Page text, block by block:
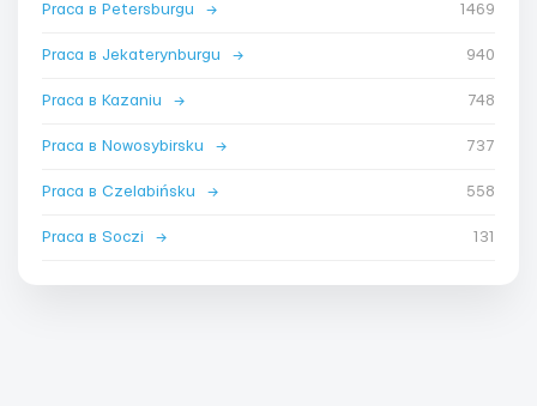
Praca в Petersburgu → 1469
Praca в Jekaterynburgu → 940
Praca в Kazaniu → 748
Praca в Nowosybirsku → 737
Praca в Czelabińsku → 558
Praca в Soczi → 131